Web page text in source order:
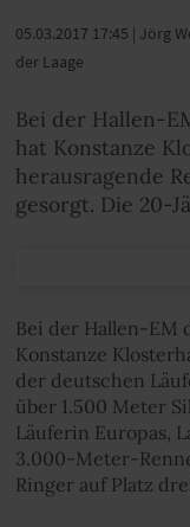
05.03.2017 17:45 | Jörg
der Laage
Bei der Hallen-
hat Konstanze
herausragende
gesorgt. Die 20-
Bei der Hallen-EM
Konstanze
der deutschen
über 1.500 Meter
Läuferin Europas,
3.000-Meter-
Ringer auf Platz